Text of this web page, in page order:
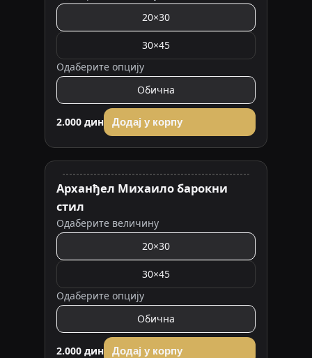
20×30
30×45
Одаберите опцију
Обична
2.000 дин Додај у корпу
Арханђел Михаило барокни
стил
Одаберите величину
20×30
30×45
Одаберите опцију
Обична
2.000 дин Додај у корпу